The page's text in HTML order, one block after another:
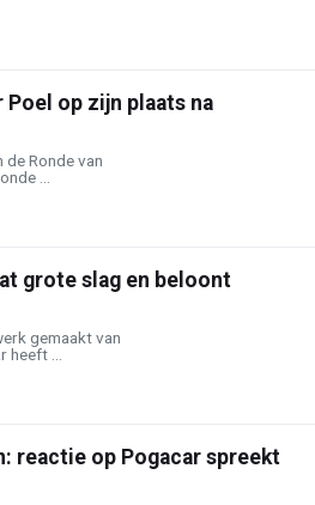
op zijn plaats na
Ronde van
...
grote slag en beloont
gemaakt van
...
reactie op Pogacar spreekt